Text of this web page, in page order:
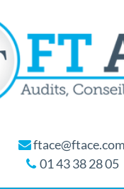
ftace@ftace.com
01 43 38 28 05